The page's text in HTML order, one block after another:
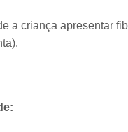
a criança apresentar